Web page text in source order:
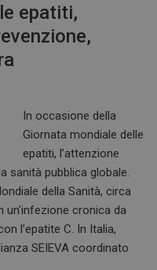
epatiti,
In occasione della
Giornata mondiale delle
epatiti, l’attenzione
sanità pubblica globale.
della Sanità, circa
cronica da
l’epatite C. In Italia,
SEIEVA coordinato